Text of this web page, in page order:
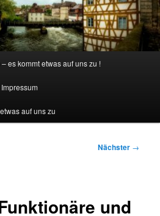
es kommt etwas auf uns zu !
Impressum
auf uns zu
Nächster →
und